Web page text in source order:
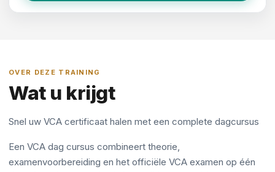
OVER DEZE TRAINING
Wat u krijgt
Snel uw VCA certificaat halen met een complete dagcursus
Een VCA dag cursus combineert theorie,
examenvoorbereiding en het officiële VCA examen op één